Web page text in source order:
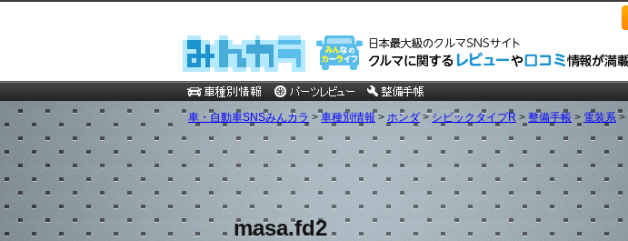
車・自動車SNSみんカラ >車種別情報> ホンダ >シビックタイプR > 整備手帳 > 電装系>
masa.fd2